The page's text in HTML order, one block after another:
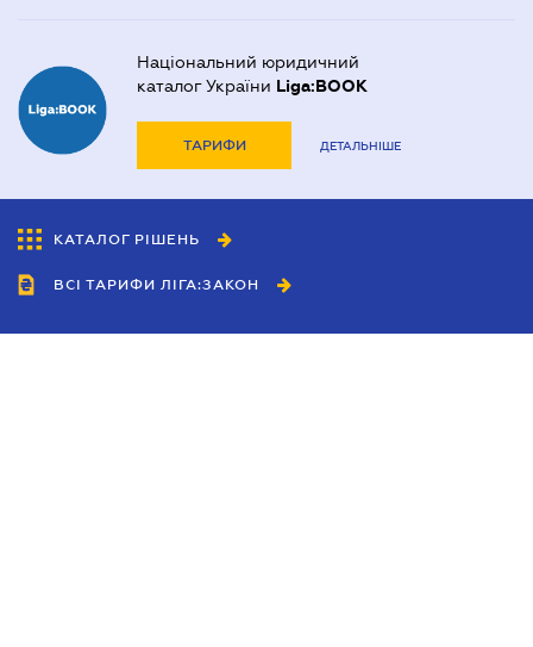
Національний юридичний
каталог України Liga:BOOK
ТАРИФИ ДЕТАЛЬНІШЕ
КАТАЛОГ РІШЕНЬ
ВСІ ТАРИФИ ЛІГА:ЗАКОН